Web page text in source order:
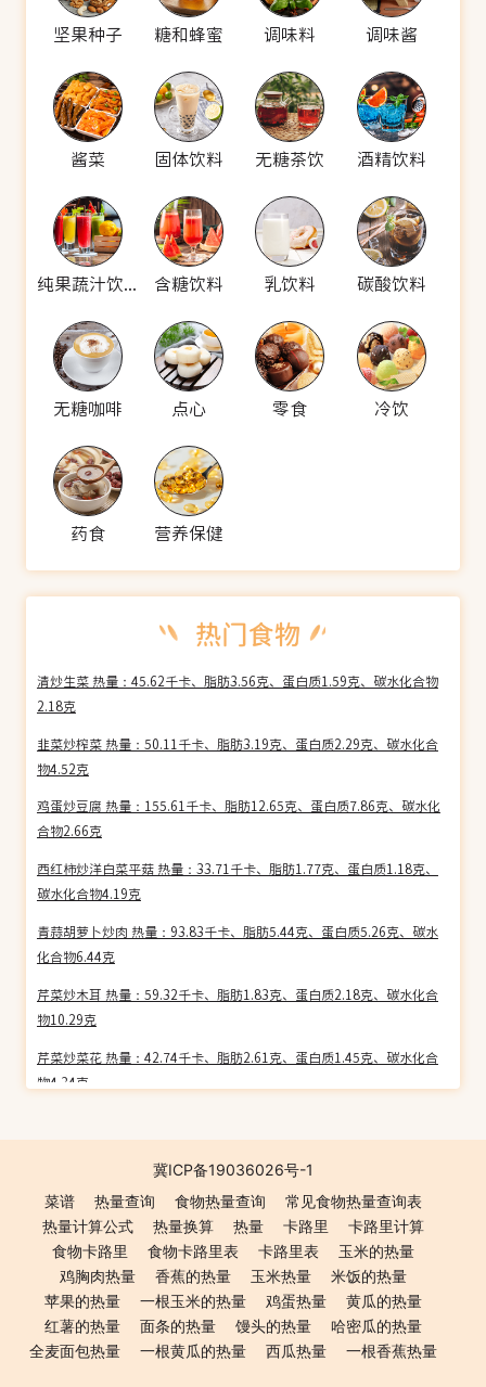
坚果种子 糖和蜂蜜 调味料 调味酱
酱菜 固体饮料 无糖茶饮 酒精饮料
纯果蔬汁饮料 含糖饮料 乳饮料 碳酸饮料
无糖咖啡 点心 零食 冷饮
药食 营养保健
清炒生菜 热量：45.62千卡、脂肪3.56克、蛋白质1.59克、碳水化合物
2.18克
韭菜炒榨菜 热量：50.11千卡、脂肪3.19克、蛋白质2.29克、碳水化合
物4.52克
鸡蛋炒豆腐 热量：155.61千卡、脂肪12.65克、蛋白质7.86克、碳水化
合物2.66克
西红柿炒洋白菜平菇 热量：33.71千卡、脂肪1.77克、蛋白质1.18克、
碳水化合物4.19克
青蒜胡萝卜炒肉 热量：93.83千卡、脂肪5.44克、蛋白质5.26克、碳水
化合物6.44克
芹菜炒木耳 热量：59.32千卡、脂肪1.83克、蛋白质2.18克、碳水化合
物10.29克
芹菜炒菜花 热量：42.74千卡、脂肪2.61克、蛋白质1.45克、碳水化合
物4.34克
物4.42克
香菇肉片 热量：109.56千卡、脂肪5.33克、蛋白质10.57克、碳水化合
物5.57克
辣椒炒绿豆芽 热量：46.03千卡、脂肪3.29克、蛋白质1.58克、碳水化
合物3.10克
茄汁西兰花 热量：33.80千卡、脂肪1.15克、蛋白质2.18克、碳水化合
物4.81克
冀ICP备19036026号-1
菜谱
热量查询 食物热量查询
常见食物热量查询表
热量计算公式
热量换算 热量 卡路里
卡路里计算
食物卡路里
食物卡路里表 卡路里表
玉米的热量
鸡胸肉热量
香蕉的热量 玉米热量
米饭的热量
苹果的热量
一根玉米的热量 鸡蛋热量
黄瓜的热量
红薯的热量
面条的热量 馒头的热量
哈密瓜的热量
全麦面包热量
一根黄瓜的热量 西瓜热量 一根香蕉热量